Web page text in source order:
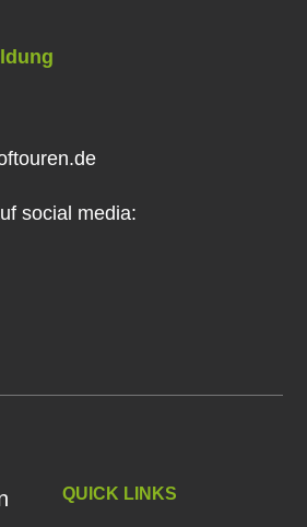
social media:
QUICK LINKS